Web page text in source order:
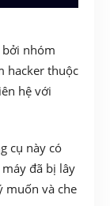
nhóm
hacker thuộc
hệ với
cụ này có
đã bị lây
muốn và che